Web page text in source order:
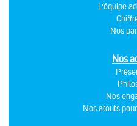
L'équipe
Nos
Nos
Nos
Nos atouts